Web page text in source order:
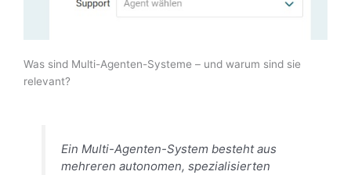
Was sind Multi-Agenten-Systeme – und warum sind sie
relevant?
Ein Multi-Agenten-System besteht aus
mehreren autonomen, spezialisierten